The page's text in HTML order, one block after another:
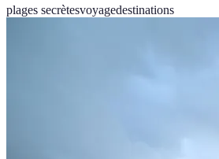
plages secrètesvoyagedestinations